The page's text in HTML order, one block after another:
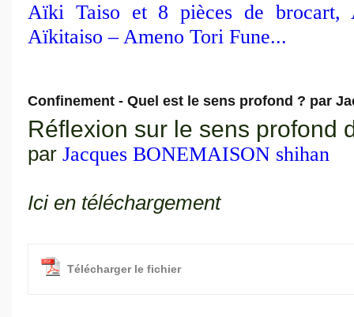
Aïki Taiso et 8 pièces de
Aïkitaiso – Ameno Tori Fune...
Confinement - Quel est le sens profond ? par
Réflexion sur le sens profond
par Jacques BONEMAISON shihan
Ici en téléchargement
Télécharger le fichier